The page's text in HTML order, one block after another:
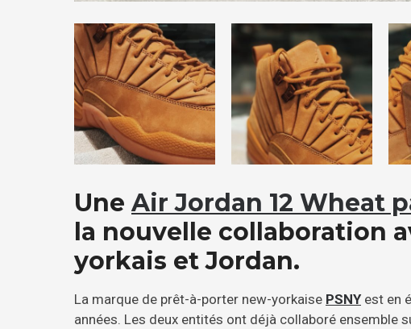
Une Air Jordan 12 Wheat
la nouvelle collaboration
yorkais et Jordan.
La marque de prêt-à-porter new-yorkaise PSNYest en
années. Les deux entités ont déjà collaboré